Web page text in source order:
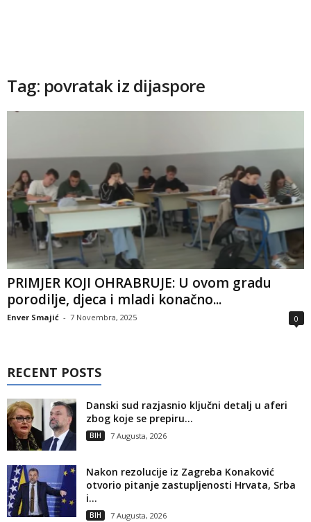
Tag: povratak iz dijaspore
PRIMJER KOJI OHRABRUJE: U ovom gradu
porodilje, djeca i mladi konačno...
Enver Smajić - 7 Novembra, 2025 0
RECENT POSTS
Danski sud razjasnio ključni detalj u aferi
zbog koje se prepiru...
BIH 7 Augusta, 2026
Nakon rezolucije iz Zagreba Konaković
otvorio pitanje zastupljenosti Hrvata, Srba
i...
BIH 7 Augusta, 2026